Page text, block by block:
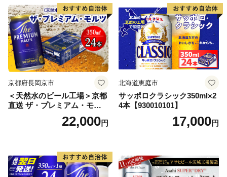
口 送料無料 カメイ 本宮市
【07214-0206】
京都府長岡京市
＜天然水のビール工場＞京都
直送 ザ・プレミアム・モル
ツ 350ml×24本 プレモル [149
22,000円
北海道恵庭市
サッポロクラシック350ml×2
4本【930010101】
17,000円